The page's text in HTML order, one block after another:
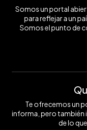
Somos un portal
para reflejar a un
Somos el punto de
Te ofrecemos un
informa, pero también
de lo